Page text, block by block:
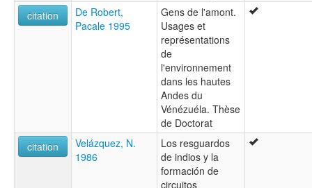
citation
De Robert,
Pacale 1995
Gens de l'amont.
Usages et
représentations
de
l'environnement
dans les hautes
Andes du
Vénézuéla. Thèse
de Doctorat
citation
Velázquez, N.
1986
Los resguardos
de indios y la
formación de
circuitos